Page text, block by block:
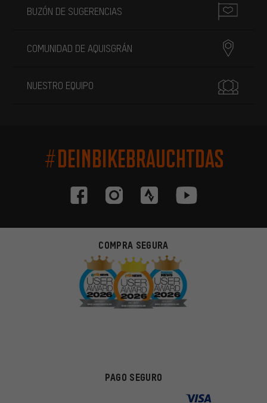
BUZÓN DE SUGERENCIAS
COMUNIDAD DE AQUISGRÁN
NUESTRO EQUIPO
#DEINBIKEBRAUCHTDAS
COMPRA SEGURA
PAGO SEGURO